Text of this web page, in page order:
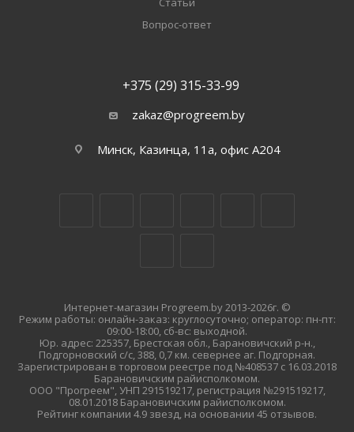
Вопрос-ответ
+375 (29) 315-33-99
zakaz@progreem.by
Минск, Казинца, 11а, офис А204
Интернет-магазин Progreem.by 2013-2026г. ©
Режим работы: онлайн-заказ: круглосуточно; оператор: пн-пт:
09:00-18:00, сб-вс: выходной.
Юр. адрес: 225357, Брестская обл., Барановичский р-н.,
Подгорновский с/с, 388, 0,7 км. севернее аг. Подгорная.
Зарегистрирован в торговом реестре под №408537 с 16.03.2018
Барановичским райисполкомом.
ООО "Прогреем", УНП 291519217, регистрация №291519217,
08.01.2018 Барановичским райисполкомом.
Рейтинг компании 4.9 звезд, на основании 45 отзывов.